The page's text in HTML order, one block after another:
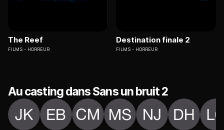
The Reef
FILMS HORREUR
Destination finale 2
FILMS HORREUR
Au casting dans Sans un bruit 2